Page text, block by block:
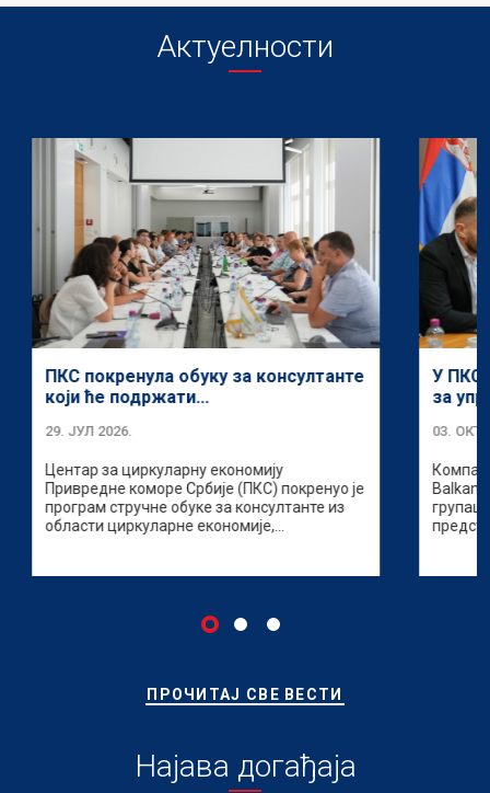
Актуелности
ПКС покренула обуку за консултанте
који ће подржати...
29. ЈУЛ 2026.
Центар за циркуларну економију
Привредне коморе Србије (ПКС) покренуо је
програм стручне обуке за консултанте из
области циркуларне економије,...
У ПКС
за
03.
Balkan
ПРОЧИТАЈ СВЕ ВЕСТИ
Најава догађаја